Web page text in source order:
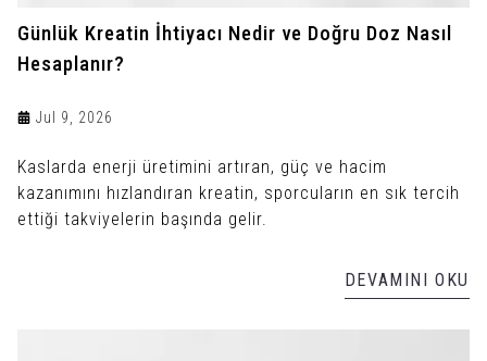
Günlük Kreatin İhtiyacı Nedir ve Doğru Doz Nasıl
Hesaplanır?
Jul 9, 2026
Kaslarda enerji üretimini artıran, güç ve hacim
kazanımını hızlandıran kreatin, sporcuların en sık tercih
ettiği takviyelerin başında gelir.
DEVAMINI OKU